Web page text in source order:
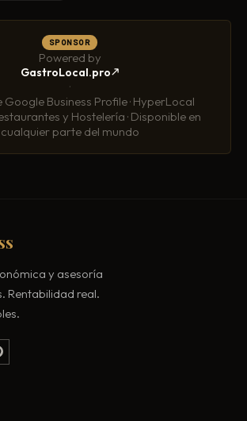
SPONSOR
Powered by
GastroLocal.pro
·
Google Business Profile · HyperLocal
y Hostelería · Disponible en
cualquier parte del mundo
y asesoría
Rentabilidad real.